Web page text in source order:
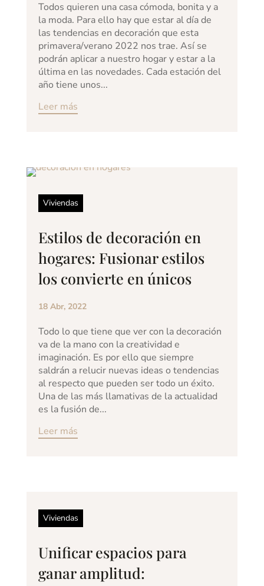
Todos quieren una casa cómoda, bonita y a
la moda. Para ello hay que estar al día de
las tendencias en decoración que esta
primavera/verano 2022 nos trae. Así se
podrán aplicar a nuestro hogar y estar a la
última en las novedades. Cada estación del
año tiene unos...
Leer más
Viviendas
Estilos de decoración en
hogares: Fusionar estilos
los convierte en únicos
18 Abr, 2022
Todo lo que tiene que ver con la decoración
va de la mano con la creatividad e
imaginación. Es por ello que siempre
saldrán a relucir nuevas ideas o tendencias
al respecto que pueden ser todo un éxito.
Una de las más llamativas de la actualidad
es la fusión de...
Leer más
Viviendas
Unificar espacios para
ganar amplitud: